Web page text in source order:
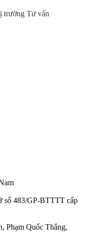
trường Tư vấn
số 483/GP-BTTTT cấp
Phạm Quốc Thắng,